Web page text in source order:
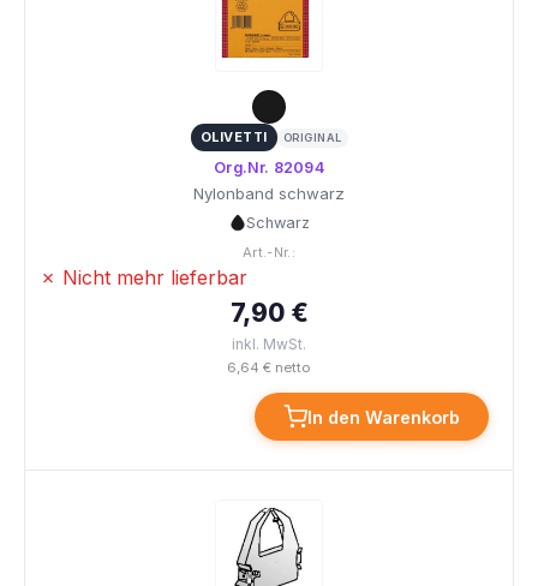
OLIVETTI ORIGINAL
Org.Nr. 82094
Nylonband schwarz
Schwarz
Art.-Nr.:
✗ Nicht mehr lieferbar
7,90 €
inkl. MwSt.
6,64 € netto
In den Warenkorb